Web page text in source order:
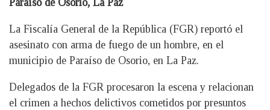
Paraíso de Osorio, La Paz
La Fiscalía General de la República (FGR) reportó el
asesinato con arma de fuego de un hombre, en el
municipio de Paraíso de Osorio, en La Paz.
Delegados de la FGR procesaron la escena y relacionan
el crimen a hechos delictivos cometidos por presuntos